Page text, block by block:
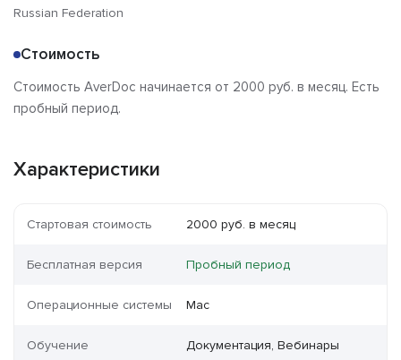
Russian Federation
Стоимость
Стоимость AverDoc начинается от 2000 руб. в месяц. Есть
пробный период.
Характеристики
Стартовая стоимость 2000 руб. в месяц
Бесплатная версия Пробный период
Операционные системы Mac
Обучение Документация, Вебинары